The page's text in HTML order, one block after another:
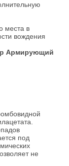
места в
вождения
Армирующий
под
не